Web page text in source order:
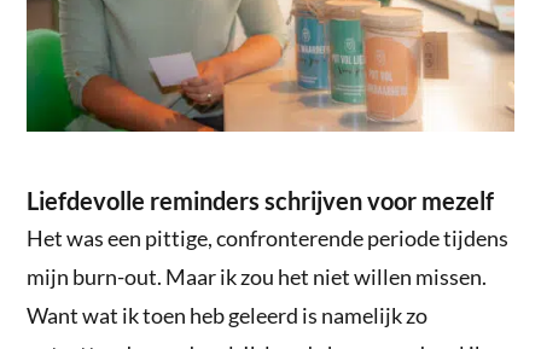
Liefdevolle reminders schrijven voor mezelf
Het was een pittige, confronterende periode tijdens
mijn burn-out. Maar ik zou het niet willen missen.
Want wat ik toen heb geleerd is namelijk zo